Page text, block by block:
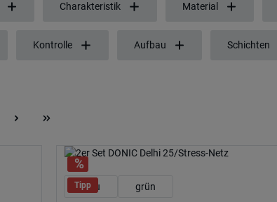
Charakteristik Material
Kontrolle Aufbau Schichten
Tippblau grün